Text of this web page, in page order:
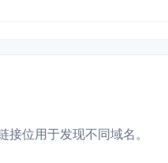
位用于发现不同域名。